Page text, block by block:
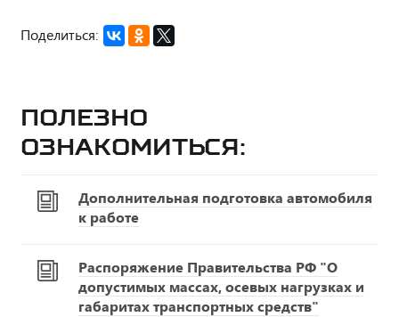
Поделиться:
Полезно
ознакомиться:
Дополнительная подготовка автомобиля
к работе
Распоряжение Правительства РФ "О
допустимых массах, осевых нагрузках и
габаритах транспортных средств"